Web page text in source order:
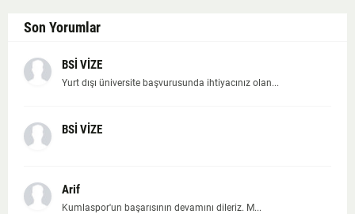
Son Yorumlar
BSİ VİZE
Yurt dışı üniversite başvurusunda ihtiyacınız olan...
BSİ VİZE
Arif
Kumlaspor'un başarısının devamını dileriz. M...